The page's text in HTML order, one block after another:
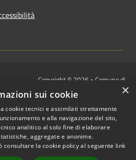
i cittadini
Copyright © 2026 • Comune di
Villongo • Powered by
redazione
×
sui cookie
cookie tecnici e assimilati strettamente
e alla navigazione del sito,
analitico al solo fine di elaborare
aggregate e anonime.
consultare la cookie policy al seguente link